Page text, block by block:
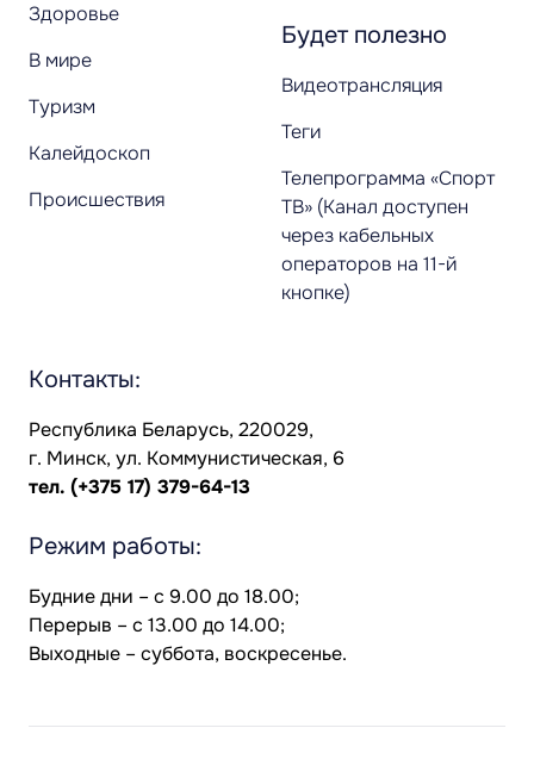
Здоровье
В мире
Туризм
Калейдоскоп
Происшествия
Будет полезно
Видеотрансляция
Теги
Телепрограмма «Спорт
ТВ» (Канал доступен
через кабельных
операторов на 11-й
кнопке)
Контакты:
Республика Беларусь, 220029,
г. Минск, ул. Коммунистическая, 6
тел. (+375 17) 379-64-13
Режим работы:
Будние дни – с 9.00 до 18.00;
Перерыв – с 13.00 до 14.00;
Выходные – суббота, воскресенье.